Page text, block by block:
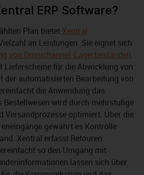
ERP Software?
Plan bietet Xentral
an Leistungen. Sie eignet sich
von Omnichannel-Lagerbeständen.
Lieferscheine für die Abwicklung von
der automatisierten Bearbeitung von
die Anwendung das
Bestellwesen wird durch mehrstufige
Versandprozesse optimiert. Über die
gewährt es Kontrolle
Xentral erfasst Retouren
so den Umgang mit
lassen sich über